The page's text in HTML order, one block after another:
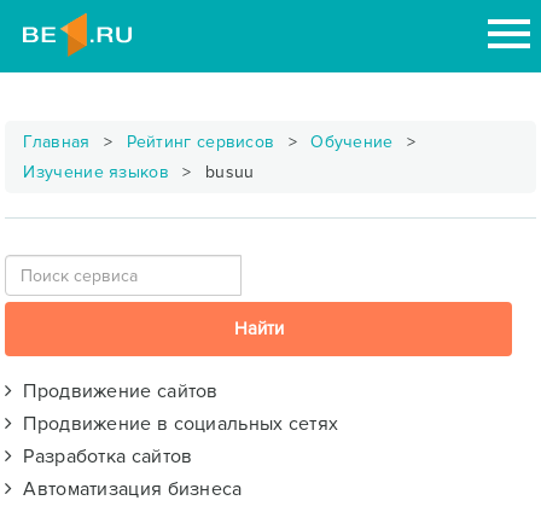
Главная Рейтинг сервисов
Обучение
Изучение языков
busuu
Продвижение сайтов
Продвижение в социальных сетях
Разработка сайтов
Автоматизация бизнеса